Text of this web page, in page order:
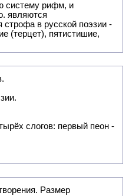
(терцет), пятистишие,
слогов: первый пеон -
Размер